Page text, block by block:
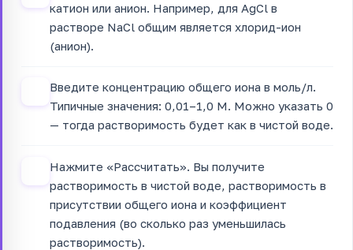
катион или анион. Например, для AgCl в
растворе NaCl общим является хлорид-ион
(анион).
Введите концентрацию общего иона в моль/л.
Типичные значения: 0,01–1,0 М. Можно указать 0
— тогда растворимость будет как в чистой воде.
Нажмите «Рассчитать». Вы получите
растворимость в чистой воде, растворимость в
присутствии общего иона и коэффициент
подавления (во сколько раз уменьшилась
растворимость).